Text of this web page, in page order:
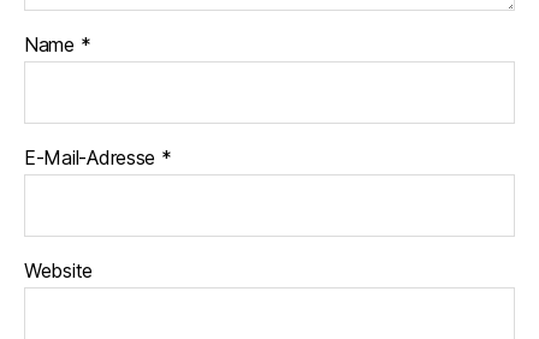
Name *
E-Mail-Adresse *
Website